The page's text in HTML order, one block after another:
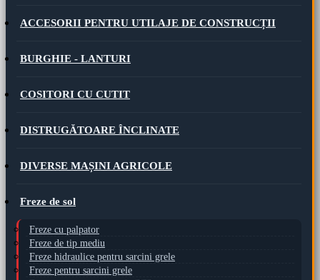
ACCESORII PENTRU UTILAJE DE CONSTRUCȚII
BURGHIE - LANTURI
COSITORI CU CUTIT
DISTRUGĂTOARE ÎNCLINATE
DIVERSE MAȘINI AGRICOLE
Freze de sol
Freze cu palpator
Freze de tip mediu
Freze hidraulice pentru sarcini grele
Freze pentru sarcini grele